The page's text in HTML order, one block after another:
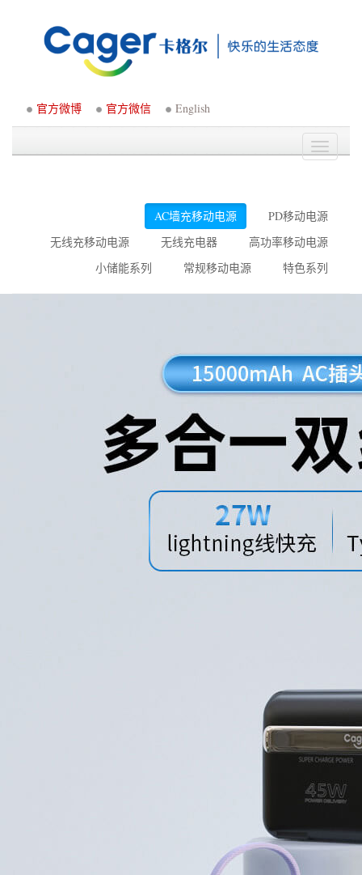
官方微博 官方微信 English
Toggle
AC墙充移动电源
PD移动电源
无线充移动电源
无线充电器
高功率移动电源
小储能系列
常规移动电源 特色系列